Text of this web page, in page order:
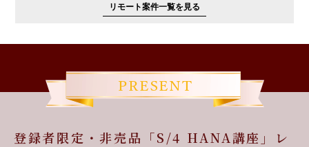
リモート案件一覧を見る
登録者限定・非売品「S/4 HANA講座」レ